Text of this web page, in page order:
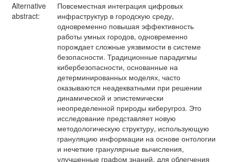
Alternative
abstract:
Повсеместная интеграция цифровых
инфраструктур в городскую среду,
одновременно повышая эффективность
работы умных городов, одновременно
порождает сложные уязвимости в системе
безопасности. Традиционные парадигмы
кибербезопасности, основанные на
детерминированных моделях, часто
оказываются неадекватными при решении
динамической и эпистемически
неопределенной природы киберугроз. Это
исследование представляет новую
методологическую структуру, использующую
грануляцию информации на основе онтологии
и нечеткие гранулярные вычисления,
улучшенные графом знаний, для облегчения